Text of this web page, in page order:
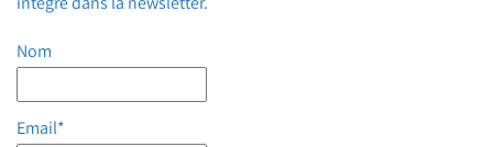
Nom
Email*